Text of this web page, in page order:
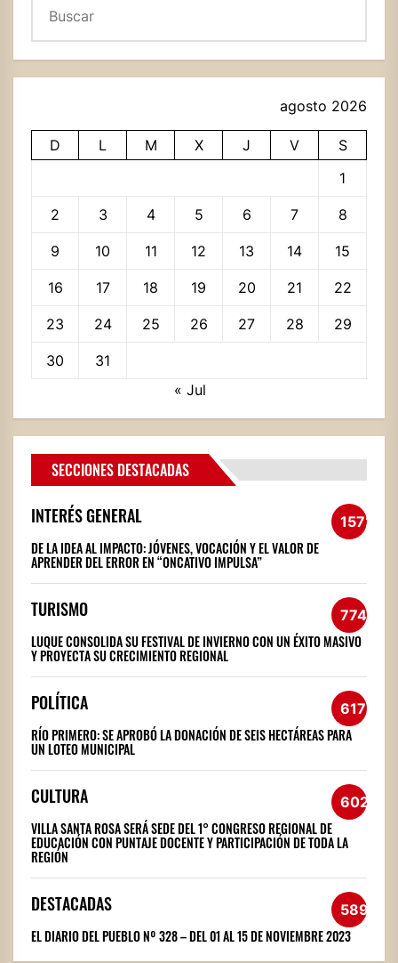
agosto 2026
D L M X J V
S
1
2 3 4 5 6 7 8
9 10 11 12 13 14 15
16 17 18 19 20 21 22
23 24 25 26 27 28 29
30
31
« Jul
SECCIONES DESTACADAS
INTERÉS GENERAL 1572
DE LA IDEA AL IMPACTO: JÓVENES, VOCACIÓN Y EL VALOR DE
APRENDER DEL ERROR EN “ONCATIVO IMPULSA”
TURISMO 774
LUQUE CONSOLIDA SU FESTIVAL DE INVIERNO CON UN ÉXITO MASIVO
Y PROYECTA SU CRECIMIENTO REGIONAL
POLÍTICA 617
RÍO PRIMERO: SE APROBÓ LA DONACIÓN DE SEIS HECTÁREAS PARA
UN LOTEO MUNICIPAL
CULTURA 602
VILLA SANTA ROSA SERÁ SEDE DEL 1° CONGRESO REGIONAL DE
EDUCACIÓN CON PUNTAJE DOCENTE Y PARTICIPACIÓN DE TODA LA
REGIÓN
DESTACADAS 589
EL DIARIO DEL PUEBLO Nº 328 – DEL 01 AL 15 DE NOVIEMBRE 2023